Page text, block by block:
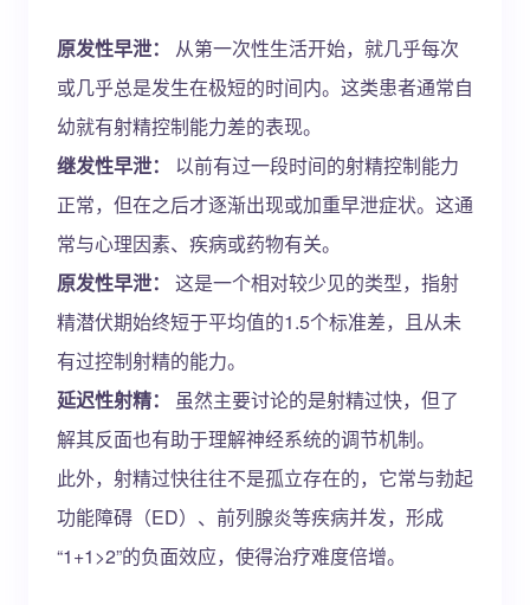
原发性早泄：
从第一次性生活开始，就几乎每次
或几乎总是发生在极短的时间内。这类患者通常自
幼就有射精控制能力差的表现。
继发性早泄：
以前有过一段时间的射精控制能力
正常，但在之后才逐渐出现或加重早泄症状。这通
常与心理因素、疾病或药物有关。
原发性早泄：
这是一个相对较少见的类型，指射
精潜伏期始终短于平均值的1.5个标准差，且从未
有过控制射精的能力。
延迟性射精：
虽然主要讨论的是射精过快，但了
解其反面也有助于理解神经系统的调节机制。
此外，射精过快往往不是孤立存在的，它常与勃起
功能障碍（ED）、前列腺炎等疾病并发，形成
“1+1>2”的负面效应，使得治疗难度倍增。